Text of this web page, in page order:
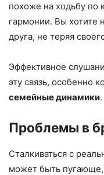
похоже на ходьбу по
гармонии. Вы хотите
друга, не теряя
Эффективное
эту связь, особенно
семейные динамики.
Проблемы в
Сталкиваться с
может быть пугающе,